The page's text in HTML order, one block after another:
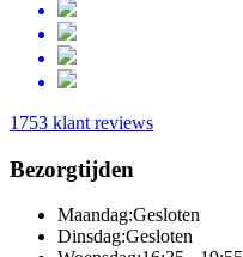
1753 klant reviews
Bezorgtijden
Maandag:Gesloten
Dinsdag:Gesloten